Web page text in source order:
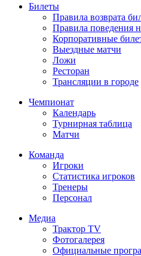
Билеты
Правила возврата
Правила поведения
Корпоративные
Выездные матчи
Ложи
Ресторан
Трансляции в городе
Чемпионат
Календарь
Турнирная таблица
Матчи
Команда
Игроки
Статистика игроков
Тренеры
Персонал
Медиа
Трактор TV
Фотогалерея
Официальные